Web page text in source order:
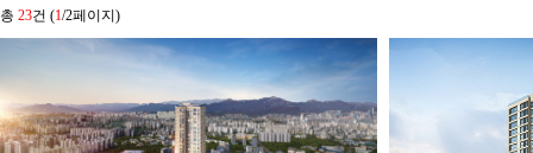
총 23건 (1/2페이지)